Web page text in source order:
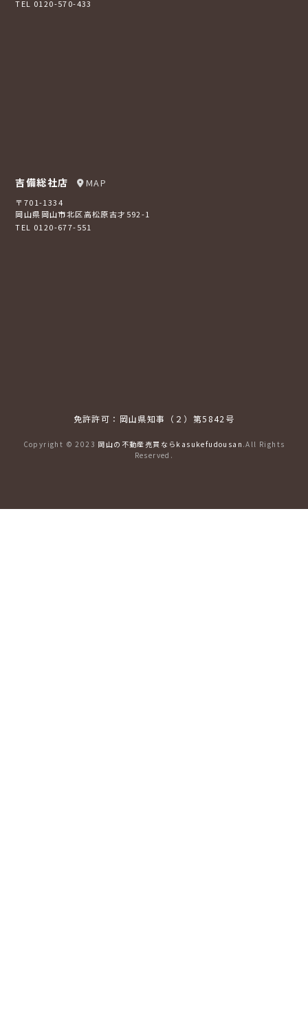
TEL 0120-570-433
吉備総社店 MAP
〒701-1334
岡山県岡山市北区高松原古才592-1
TEL 0120-677-551
免許許可：岡山県知事（２）第5842号
Copyright © 2023 岡山の不動産売買ならkasukefudousan .All Rights
Reserved.